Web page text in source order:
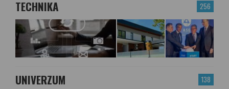
256
TECHNIKA
138
UNIVERZUM